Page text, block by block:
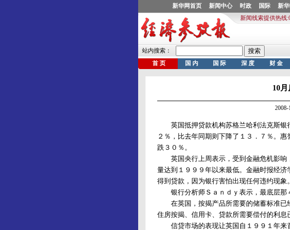
10
2008-
英国抵押贷款机构苏格兰哈利法克斯银
２％，比去年同期则下降了１３．７％。
跌３０％。
英国央行上周表示，受到金融危机影响
量达到１９９９年以来最低。金融时报经
得到贷款，因为银行害怕出现任何违约现象。
银行分析师Ｓａｎｄｙ表示，最底层那
在英国，按揭产品所需要的储蓄标准已
住房按揭、信用卡、贷款所需要偿付的利息
信贷市场的表现让英国自１９９１年来